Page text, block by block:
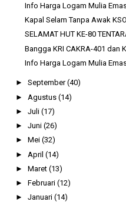
Info Harga Logam Mulia
Kapal Selam Tanpa Awak
SELAMAT HUT KE-80
Bangga KRI CAKRA-401 dan
Info Harga Logam Mulia
► September(40)
► Agustus (14)
► Juli (17)
► Juni (26)
► Mei (32)
► April (14)
► Maret (13)
► Februari (12)
► Januari (14)